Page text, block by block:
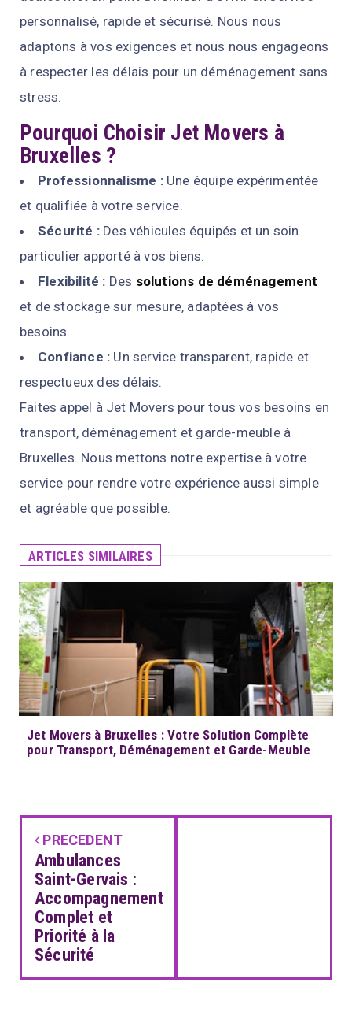
personnalisé, rapide et sécurisé. Nous nous
adaptons à vos exigences et nous nous engageons
à respecter les délais pour un déménagement sans
stress.
Pourquoi Choisir Jet Movers à
Bruxelles ?
Professionnalisme :Une équipe expérimentée
et qualifiée à votre service.
Sécurité : Des véhicules équipés et un soin
particulier apporté à vos biens.
Flexibilité : Des solutions de déménagement
et de stockage sur mesure, adaptées à vos
besoins.
Confiance : Un service transparent, rapide et
respectueux des délais.
Faites appel à Jet Movers pour tous vos besoins en
transport, déménagement et garde-meuble à
Bruxelles. Nous mettons notre expertise à votre
service pour rendre votre expérience aussi simple
et agréable que possible.
ARTICLES SIMILAIRES
Jet Movers à Bruxelles : Votre Solution Complète
pour Transport, Déménagement et Garde-Meuble
PRECEDENT
Ambulances
Saint-Gervais :
Accompagnement
Complet et
Priorité à la
Sécurité